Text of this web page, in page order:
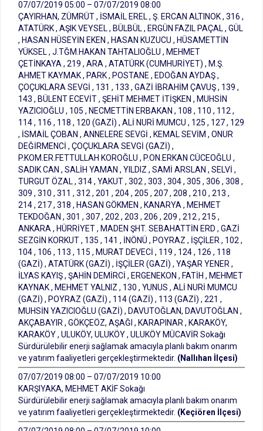
07/07/2019 05:00 – 07/07/2019 08:00
ÇAYIRHAN, ZÜMRÜT , İSMAİL EREL , Ş. ERCAN ALTINOK , 316 ,
ATATÜRK , AŞIK VEYSEL , BÜLBÜL , ERGÜN FAZIL PAÇAL , GÜL
, HASAN HÜSEYİN EKEN , HASAN KUZUCU , HÜSAMETTİN
YÜKSEL , J.TĞM.HAKAN TAHTALIOĞLU , MEHMET
ÇETİNKAYA , 219 , ARA , ATATÜRK (CUMHURİYET) , M.Ş.
AHMET KAYMAK , PARK , POSTANE , EDOĞAN AYDAŞ ,
ÇOÇUKLARA SEVGİ , 131 , 133 , GAZİ İBRAHİM ÇAVUŞ , 139 ,
143 , BÜLENT ECEVİT , ŞEHİT MEHMET İTİŞKEN , MUHSİN
YAZICIOĞLU , 105 , NECMETTİN ERBAKAN , 108 , 110 , 112 ,
114 , 116 , 118 , 120 (GAZİ) , ALİ NURİ MUMCU , 125 , 127 , 129
, İSMAİL ÇOBAN , ANNELERE SEVGİ , KEMAL SEVİM , ONUR
DEĞİRMENCİ , ÇOÇUKLARA SEVGİ (GAZİ) ,
P.KOM.ER.FETTULLAH KOROĞLU , P.ON.ERKAN CÜCEOĞLU ,
SADIK CAN , SALİH YAMAN , YILDIZ , SAMİ ARSLAN , SELVİ ,
TURGUT ÖZAL , 314 , YAKUT , 302 , 303 , 304 , 305 , 306 , 308 ,
309 , 310 , 311 , 312 , 201 , 204 , 205 , 207 , 208 , 210 , 213 ,
214 , 217 , 318 , HASAN GÖKMEN , KANARYA , MEHMET
TEKDOĞAN , 301 , 307 , 202 , 203 , 206 , 209 , 212 , 215 ,
ANKARA , HÜRRİYET , MADEN ŞHT. SEBAHATTİN ERD , GAZİ
SEZGİN KORKUT , 135 , 141 , İNÖNÜ , POYRAZ , İŞÇİLER , 102 ,
104 , 106 , 113 , 115 , MURAT DEVECİ , 119 , 124 , 126 , 118
(GAZİ) , ATATÜRK (GAZİ) , İŞÇİLER (GAZİ) , YAŞAR YENER ,
İLYAS KAYIŞ , ŞAHİN DEMİRCİ , ERGENEKON , FATİH , MEHMET
KAYNAK , MEHMET YALNIZ , 130 , YUNUS , ALİ NURİ MUMCU
(GAZİ) , POYRAZ (GAZİ) , 114 (GAZİ) , 113 (GAZİ) , 221 ,
MUHSİN YAZICIOĞLU (GAZİ) , DAVUTOĞLAN, DAVUTOĞLAN ,
AKÇABAYIR , GÖKÇEÖZ, AŞAĞI , KARAPINAR , KARAKÖY,
KARAKÖY , ULUKÖY, ULUKÖY , ULUKÖY MÜCAVİR Sokağı
Sürdürülebilir enerji sağlamak amacıyla planlı bakım onarım
ve yatırım faaliyetleri gerçekleştirmektedir. (Nallıhan İlçesi)
07/07/2019 08:00 – 07/07/2019 10:00
KARŞIYAKA, MEHMET AKİF Sokağı
Sürdürülebilir enerji sağlamak amacıyla planlı bakım onarım
ve yatırım faaliyetleri gerçekleştirmektedir. (Keçiören İlçesi)